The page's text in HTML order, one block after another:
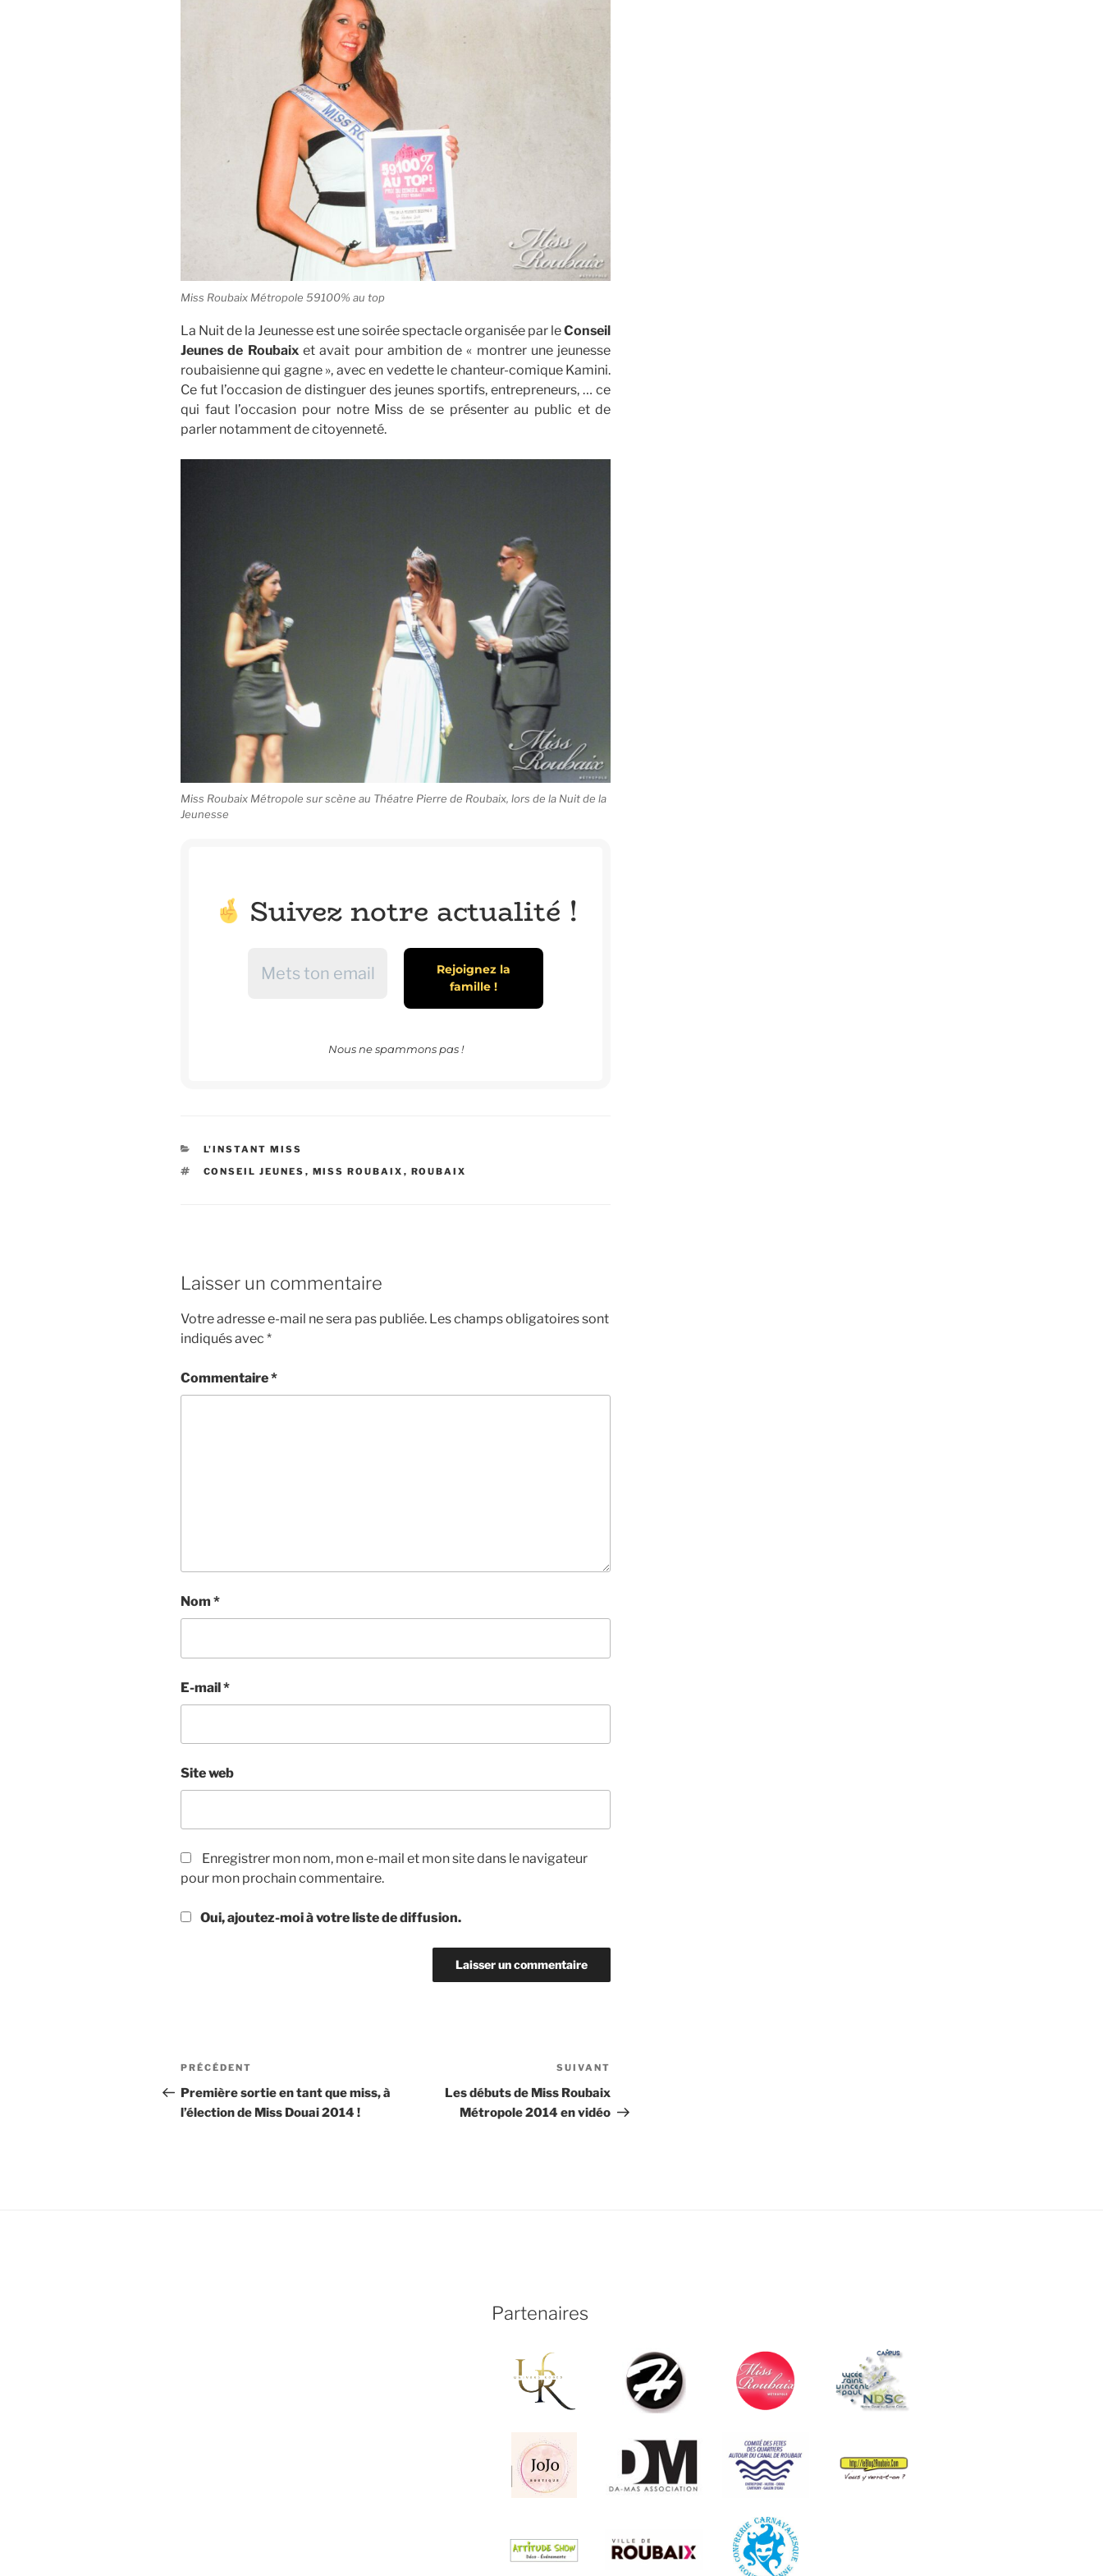
Miss Roubaix Métropole 59100% au top
La Nuit de la Jeunesse est une soirée spectacle organisée par leConseil
Jeunes de Roubaixet avait pour ambition de « montrer une jeunesse
roubaisienne qui gagne », avec en vedette le chanteur-comique Kamini.
Ce fut l’occasion de distinguer des jeunes sportifs, entrepreneurs, … ce
qui faut l’occasion pour notre Miss de se présenter au public et de
parler notamment de citoyenneté.
Miss Roubaix Métropole sur scène au Théatre Pierre de Roubaix, lors de la Nuit de la
Jeunesse
Suivez notre actualité !
Nous ne spammons pas !
CATÉGORIES
L'INSTANT MISS
ÉTIQUETTES
CONSEIL JEUNES , MISS ROUBAIX , ROUBAIX
Laisser un commentaire
Votre adresse e-mail ne sera pas publiée. Les champs obligatoires sont
indiqués avec *
Commentaire*
Nom *
E-mail*
Site web
Enregistrer mon nom, mon e-mail et mon site dans le navigateur
pour mon prochain commentaire.
Oui, ajoutez-moi à votre liste de diffusion.
Navigation
de
l’article
Article
précédent
PRÉCÉDENT
Première sortie en tant que miss, à
l’élection de Miss Douai 2014 !
suivant
SUIVANT
Les débuts de Miss Roubaix
Métropole 2014 en vidéo
Partenaires